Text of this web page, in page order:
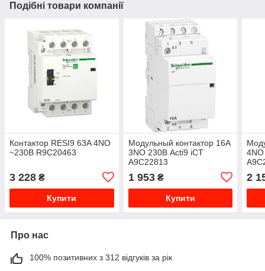
Подібні товари компанії
Контактор RESI9 63A 4NO
~230В R9C20463
3 228 ₴
Купити
Модульный контактор 16A
3NO 230В Acti9 iCT
A9C22813
1 953₴
Купити
2
Про нас
100% позитивних з 312 відгуків за рік